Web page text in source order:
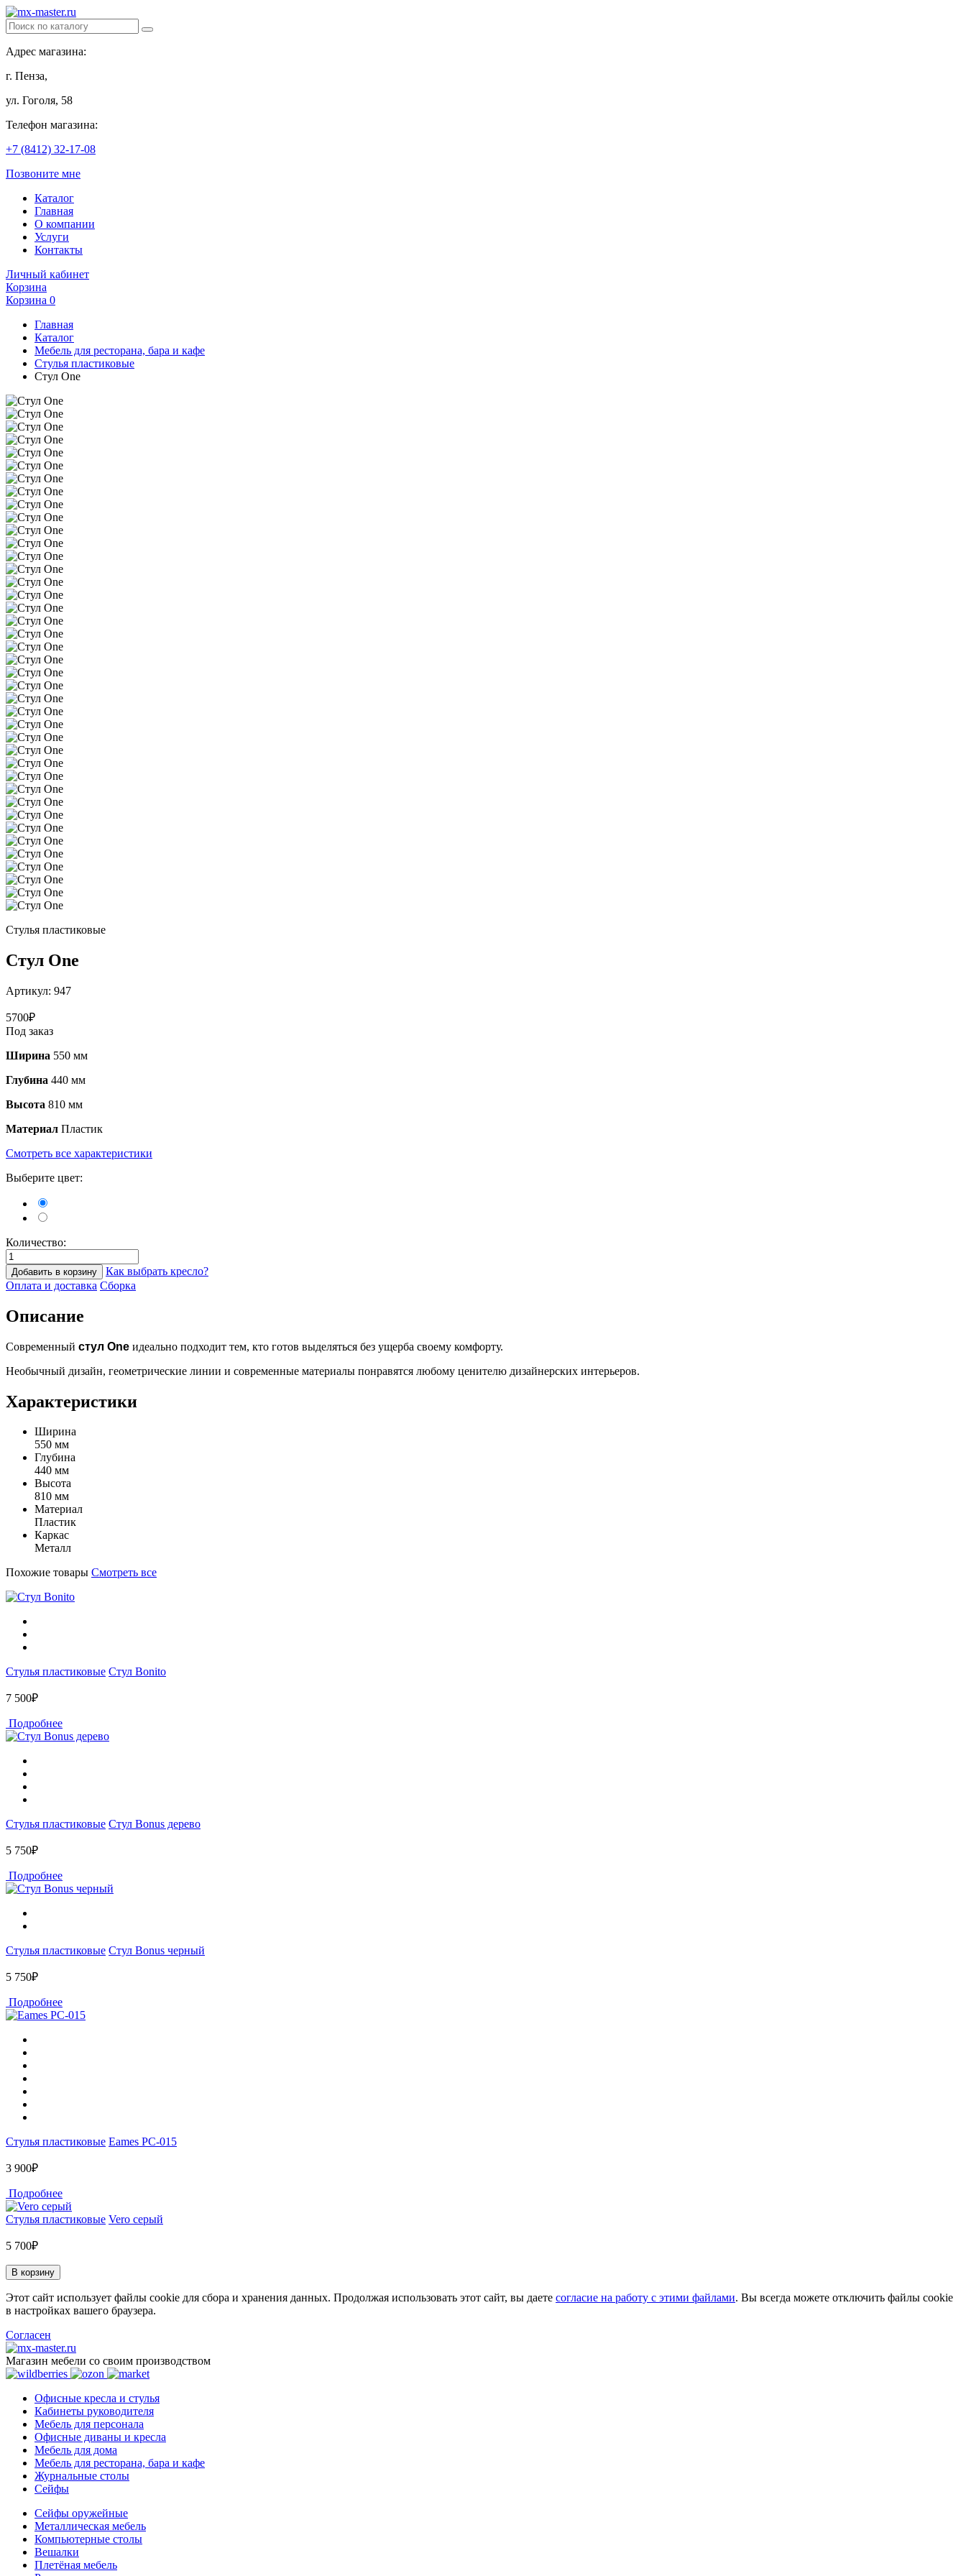
Адрес магазина:
г. Пенза,
ул. Гоголя, 58
Телефон магазина:
+7 (8412) 32-17-08
Позвоните мне
Каталог
Главная
О компании
Услуги
Контакты
Личный кабинет
Корзина
Корзина 0
Главная
Каталог
Мебель для ресторана, бара и кафе
Стулья пластиковые
Стул One
Стулья пластиковые
Стул One
Артикул: 947
5700₽
Под заказ
Ширина 550 мм
Глубина 440 мм
Высота 810 мм
Материал Пластик
Смотреть все характеристики
Выберите цвет:
Количество:
Добавить в корзину
Как выбрать кресло?
Оплата и доставка Сборка
Описание
Современный стул One идеально подходит тем, кто готов выделяться без ущерба своему комфорту.
Необычный дизайн, геометрические линии и современные материалы понравятся любому ценителю дизайнерских интерьеров.
Характеристики
Ширина
550 мм
Глубина
440 мм
Высота
810 мм
Материал
Пластик
Каркас
Металл
Похожие товары Смотреть все
Стулья пластиковые Стул Bonito
7 500₽
Подробнее
Стулья пластиковые Стул Bonus дерево
5 750₽
Подробнее
Стулья пластиковые Стул Bonus черный
5 750₽
Подробнее
Стулья пластиковые Eames PC-015
3 900₽
Подробнее
Стулья пластиковые Vero серый
5 700₽
В корзину
Этот сайт использует файлы cookie для сбора и хранения данных. Продолжая использовать этот сайт, вы даете согласие на работу с этими файлами. Вы всегда можете отключить файлы cookie
в настройках вашего браузера.
Согласен
Магазин мебели со своим производством
Офисные кресла и стулья
Кабинеты руководителя
Мебель для персонала
Офисные диваны и кресла
Мебель для дома
Мебель для ресторана, бара и кафе
Журнальные столы
Сейфы
Сейфы оружейные
Металлическая мебель
Компьютерные столы
Вешалки
Плетёная мебель